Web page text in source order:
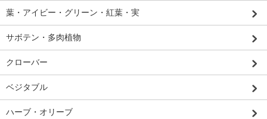
葉・アイビー・グリーン・紅葉・実
サボテン・多肉植物
クローバー
ベジタブル
ハーブ・オリーブ